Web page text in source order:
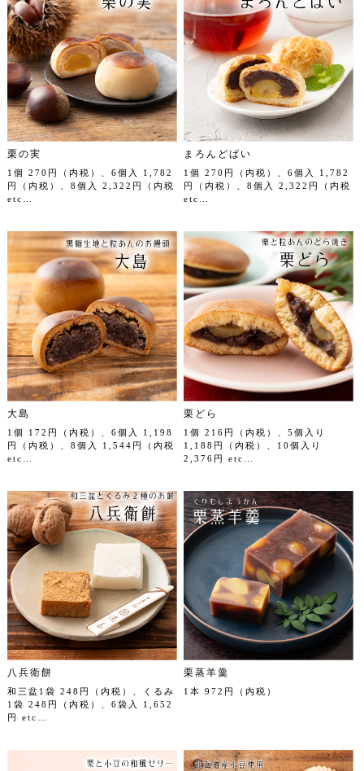
栗の実
1個 270円（内税）、6個入 1,782
円（内税）、8個入 2,322円（内税
etc…
まろんどぱい
1個 270円（内税）、6個入 1,782
円（内税）、8個入 2,322円（内税
etc…
大島
1個 172円（内税）、6個入 1,198
円（内税）、8個入 1,544円（内税
etc…
栗どら
1個 216円（内税）、5個入り
1,188円（内税）、10個入り
2,376円 etc…
八兵衛餅
和三盆1袋 248円（内税）、くるみ
1袋 248円（内税）、6袋入 1,652
円 etc…
栗蒸羊羹
1本 972円（内税）